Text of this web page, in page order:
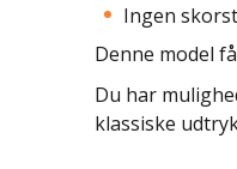
Ingen
Denne model
Du har
klassiske